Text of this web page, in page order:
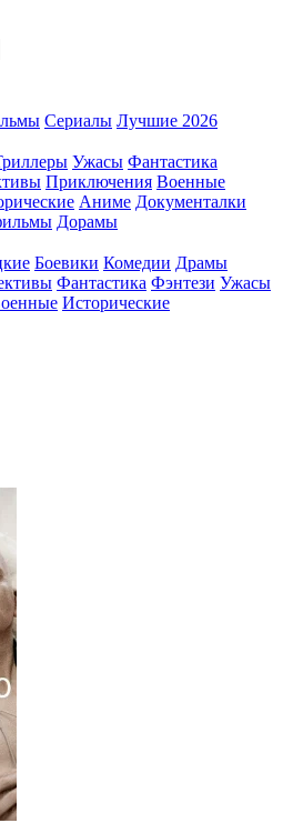
Сериалы Лучшие 2026
Ужасы Фантастика
Приключения Военные
Аниме Документалки
Дорамы
Боевики Комедии Драмы
Фантастика Фэнтези Ужасы
Исторические